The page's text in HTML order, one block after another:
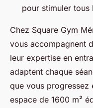
pour stimuler tous
Chez Square Gym
vous accompagnent
leur expertise en
adaptent chaque
que vous progressez
espace de 1600 m²